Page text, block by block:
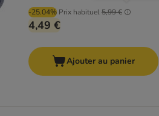
-25.04% Prix habituel5,99 €
4,49 €
Ajouter au panier